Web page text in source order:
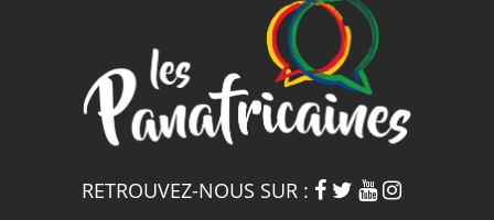
RETROUVEZ-NOUS SUR :